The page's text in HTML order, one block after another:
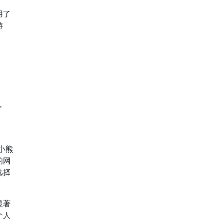
了
熊
网
择
著
人